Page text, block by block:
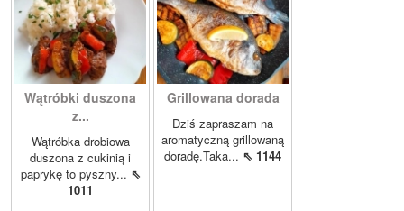
Wątróbki duszona
z...
Wątróbka drobiowa
duszona z cukinią i
paprykę to pyszny... ⇖
1011
Grillowana dorada
Dziś zapraszam na
aromatyczną grillowaną
doradę.Taka... ⇖ 1144